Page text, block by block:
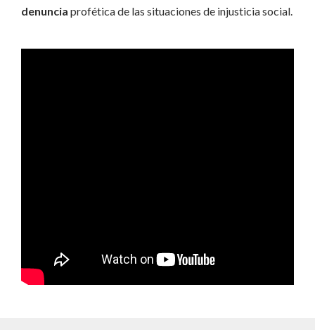
denuncia profética de las situaciones de injusticia social.